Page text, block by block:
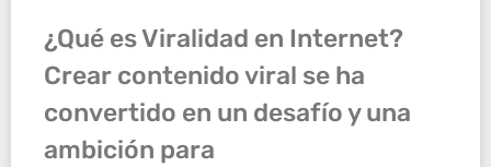
¿Qué es Viralidad en Internet?
Crear contenido viral se ha
convertido en un desafío y una
ambición para